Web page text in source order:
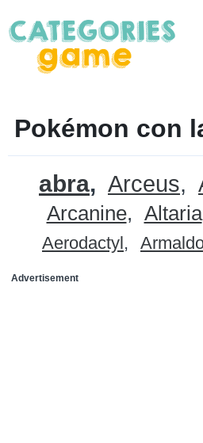
Pokémon con
abra Arceus
Arcanine Altaria
Aerodactyl
Advertisement